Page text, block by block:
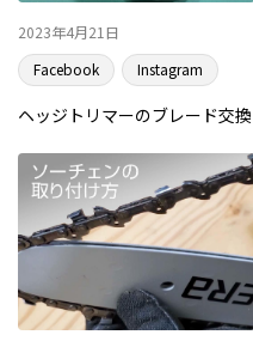
2023年4月21日
Facebook
Instagram
ヘッジトリマーのブレード交換